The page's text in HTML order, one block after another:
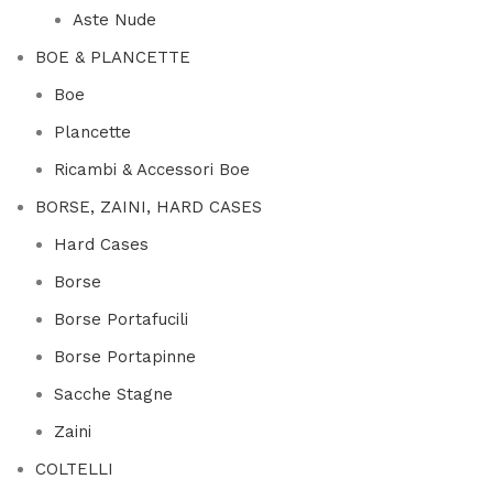
Aste Nude
BOE & PLANCETTE
Boe
Plancette
Ricambi & Accessori Boe
BORSE, ZAINI, HARD CASES
Hard Cases
Borse
Borse Portafucili
Borse Portapinne
Sacche Stagne
Zaini
COLTELLI